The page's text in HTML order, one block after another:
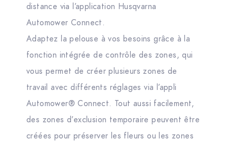
distance via l’application Husqvarna
Automower Connect.
Adaptez la pelouse à vos besoins grâce à la
fonction intégrée de contrôle des zones, qui
vous permet de créer plusieurs zones de
travail avec différents réglages via l’appli
Automower® Connect. Tout aussi facilement,
des zones d’exclusion temporaire peuvent être
créées pour préserver les fleurs ou les zones